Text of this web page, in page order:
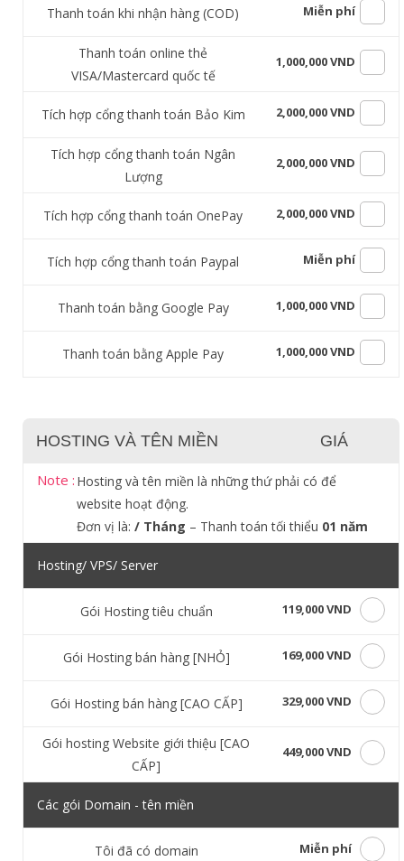
Thanh toán khi nhận hàng (COD) Miễn phí
Thanh toán online thẻ
VISA/Mastercard quốc tế
1,000,000 VND
Tích hợp cổng thanh toán Bảo Kim 2,000,000 VND
Tích hợp cổng thanh toán Ngân
Lượng
2,000,000 VND
Tích hợp cổng thanh toán OnePay 2,000,000 VND
Tích hợp cổng thanh toán Paypal Miễn phí
Thanh toán bằng Google Pay 1,000,000 VND
Thanh toán bằng Apple Pay 1,000,000 VND
HOSTING VÀ TÊN MIỀN GIÁ
Note : Hosting và tên miền là những thứ phải có để
website hoạt động.
Đơn vị là: / Tháng – Thanh toán tối thiểu 01 năm
Hosting/ VPS/ Server
Gói Hosting tiêu chuẩn 119,000 VND
Gói Hosting bán hàng [NHỎ] 169,000 VND
Gói Hosting bán hàng [CAO CẤP] 329,000 VND
Gói hosting Website giới thiệu [CAO
CẤP]
449,000 VND
Các gói Domain - tên miền
Tôi đã có domain Miễn phí